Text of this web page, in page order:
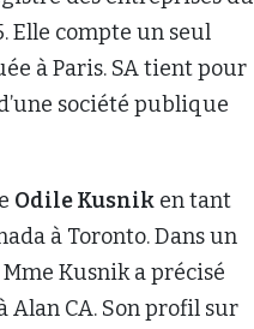
Elle compte un seul
à Paris. SA tient pour
société publique
Odile Kusnik en tant
à Toronto. Dans un
Mme Kusnik a précisé
Alan CA. Son profil sur